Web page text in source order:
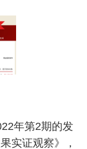
年第2期的发
实证观察》，